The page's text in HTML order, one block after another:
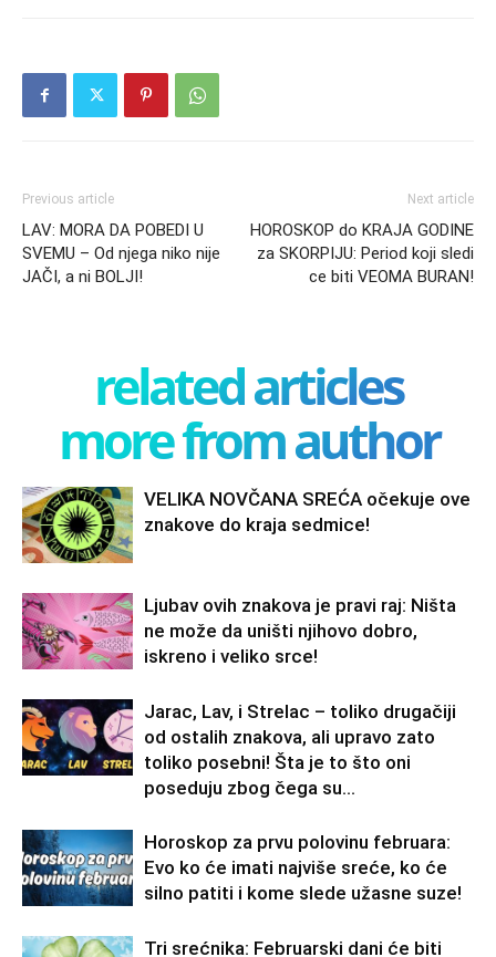
Previous article
LAV: MORA DA POBEDI U
SVEMU – Od njega niko nije
JAČI, a ni BOLJI!
Next article
HOROSKOP do KRAJA GODINE
za SKORPIJU: Period koji sledi
ce biti VEOMA BURAN!
related articles
more from author
VELIKA NOVČANA SREĆA očekuje ove
znakove do kraja sedmice!
Ljubav ovih znakova je pravi raj: Ništa
ne može da uništi njihovo dobro,
iskreno i veliko srce!
Jarac, Lav, i Strelac – toliko drugačiji
od ostalih znakova, ali upravo zato
toliko posebni! Šta je to što oni
poseduju zbog čega su...
Horoskop za prvu polovinu februara:
Evo ko će imati najviše sreće, ko će
silno patiti i kome slede užasne suze!
Tri srećnika: Februarski dani će biti